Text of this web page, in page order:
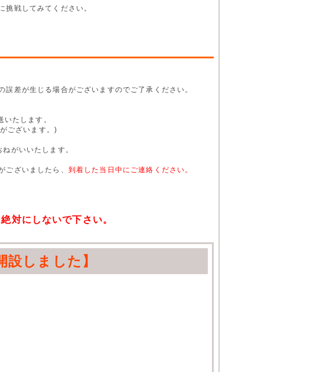
挑戦してみてください。
差が生じる場合がございますのでご了承ください。
たします。
ございます。)
がいいたします。
ございましたら、 到着した当日中にご連絡ください。
対にしないで下さい。
設しました】